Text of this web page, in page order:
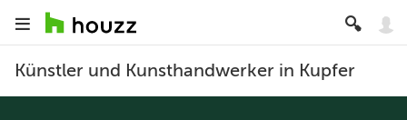
Künstler und Kunsthandwerker in Kupfer